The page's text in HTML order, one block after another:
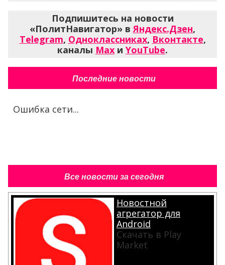
Подпишитесь на новости
«ПолитНавигатор» вЯндекс.Дзен,
Telegram, Одноклассниках, Вконтакте,
каналы Max и YouTube.
Последние новости
Ошибка сети...
Все новости за сегодня
Новостной
агрегатор для
Android
Скачать в Play
Market